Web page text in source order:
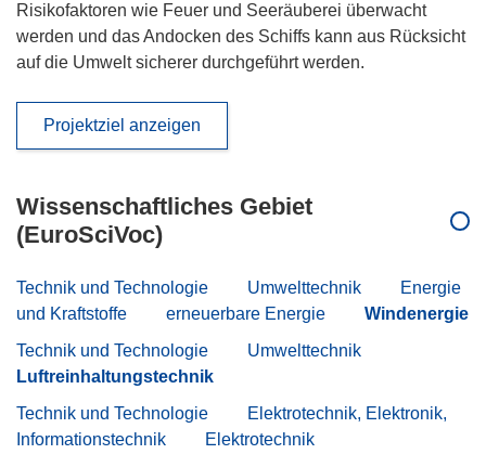
Risikofaktoren wie Feuer und Seeräuberei überwacht
werden und das Andocken des Schiffs kann aus Rücksicht
auf die Umwelt sicherer durchgeführt werden.
Projektziel anzeigen
Wissenschaftliches Gebiet
(EuroSciVoc)
Technik und Technologie Umwelttechnik
Energie
und Kraftstoffe
erneuerbare Energie
Windenergie
Technik und Technologie
Umwelttechnik
Luftreinhaltungstechnik
Technik und Technologie
Elektrotechnik, Elektronik,
Informationstechnik
Elektrotechnik